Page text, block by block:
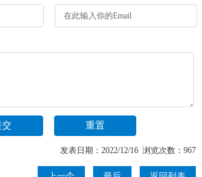
发表日期：2022/12/16 浏览次数：967